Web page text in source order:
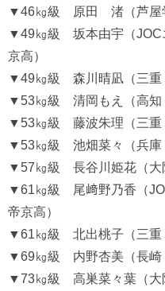
▼46㎏級 原田 渚（芦屋
▼49㎏級 坂本由宇（JOC
京高）
▼49㎏級 森川晴凪（三重
▼53㎏級 清岡もえ（高知
▼53㎏級 藤波朱理（三重
▼53㎏級 池畑菜々（兵庫
▼57㎏級 長谷川姫花（大
▼61㎏級 尾﨑野乃香（
帝京高）
▼61㎏級 北出桃子（三重
▼69㎏級 内野杏美（長崎
▼73㎏級 高巣菜々葉（大